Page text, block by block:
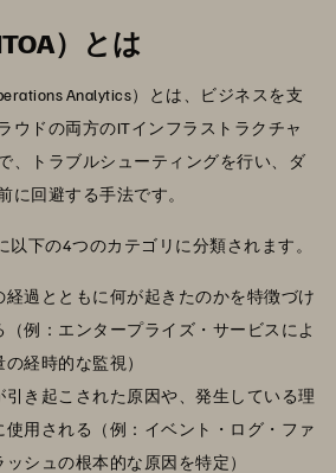
）とは
Analytics）とは、ビジネスを支
ウドの両方のITインフラストラクチャ
、トラブルシューティングを行い、ダ
に回避する手法です。
以下の4つのカテゴリに分類されます。
過とともに何が起きたのかを特徴づけ
（例：エンタープライズ・サービスによ
経時的な監視）
き起こされた原因や、発生している理
使用される（例：イベント・ログ・ファ
シュの根本的な原因を特定）